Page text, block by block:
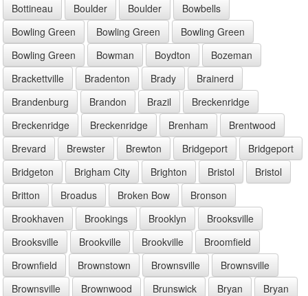
Bottineau
Boulder Boulder
Bowbells
Bowling Green
Bowling Green
Bowling Green
Bowling Green
Bowman Boydton
Bozeman
Brackettville
Bradenton Brady
Brainerd
Brandenburg
Brandon Brazil
Breckenridge
Breckenridge
Breckenridge Brenham
Brentwood
Brevard
Brewster Brewton Bridgeport
Bridgeport
Bridgeton
Brigham City Brighton Bristol
Bristol
Britton
Broadus Broken Bow
Bronson
Brookhaven
Brookings Brooklyn
Brooksville
Brooksville
Brookville Brookville
Broomfield
Brownfield
Brownstown Brownsville
Brownsville
Brownsville
Brownwood Brunswick Bryan
Bryan